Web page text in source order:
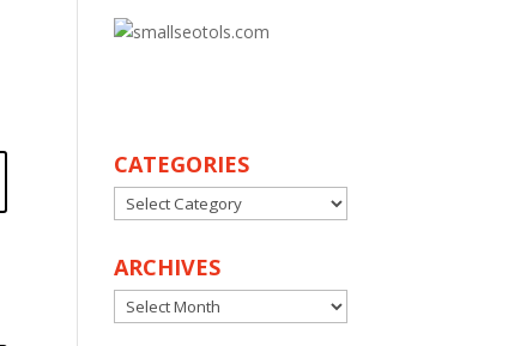
CATEGORIES
CATEGORIES
ARCHIVES
ARCHIVES